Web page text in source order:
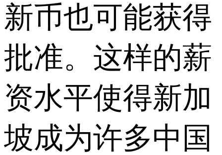
新币也可能获得
批准。这样的薪
资水平使得新加
坡成为许多中国